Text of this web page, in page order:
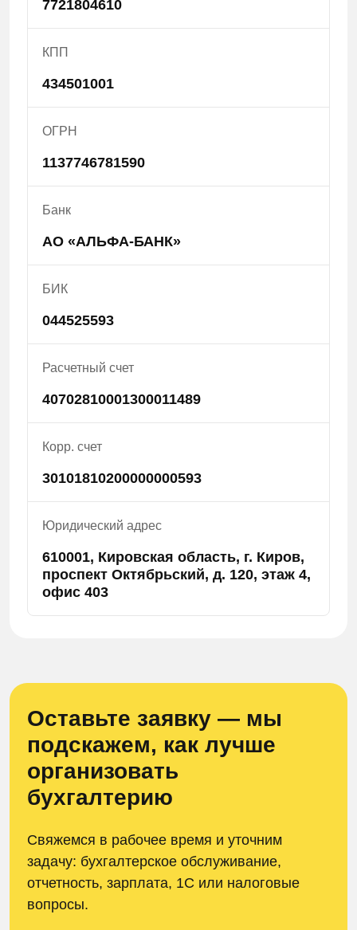
7721804610
КПП
434501001
ОГРН
1137746781590
Банк
АО «АЛЬФА-БАНК»
БИК
044525593
Расчетный счет
40702810001300011489
Корр. счет
30101810200000000593
Юридический адрес
610001, Кировская область, г. Киров,
проспект Октябрьский, д. 120, этаж 4,
офис 403
Оставьте заявку — мы
подскажем, как лучше
организовать
бухгалтерию
Свяжемся в рабочее время и уточним
задачу: бухгалтерское обслуживание,
отчетность, зарплата, 1С или налоговые
вопросы.